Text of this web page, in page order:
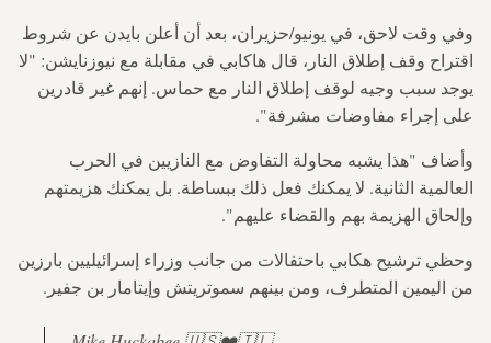
وفي وقت لاحق، في يونيو/حزيران، بعد أن أعلن بايدن عن شروط
اقتراح وقف إطلاق النار، قال هاكابي في مقابلة مع نيوزنايشن: "لا
يوجد سبب وجيه لوقف إطلاق النار مع حماس. إنهم غير قادرين
على إجراء مفاوضات مشرفة".
وأضاف "هذا يشبه محاولة التفاوض مع النازيين في الحرب
العالمية الثانية. لا يمكنك فعل ذلك ببساطة. بل يمكنك هزيمتهم
وإلحاق الهزيمة بهم والقضاء عليهم".
وحظي ترشيح هكابي باحتفالات من جانب وزراء إسرائيليين بارزين
من اليمين المتطرف، ومن بينهم سموتريتش وإيتامار بن جفير.